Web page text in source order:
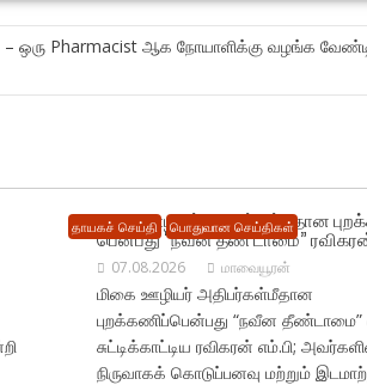
– ஒரு Pharmacist ஆக நோயாளிக்கு வழங்க
தாயகச் செய்தி பொதுவான செய்திகள்
மிகை ஊழியர் அதிபர்கள்மீதான
பென்பது “நவீன தீண் டாமை”
07.08.2026 மாவையூரன்
மிகை ஊழியர் அதிபர்கள்மீதான
புறக்கணிப்பென்பது “நவீன
சுட்டிக்காட்டிய ரவிகரன் எம்.பி;
நிருவாகக் கொடுப்பனவு மற்றும்